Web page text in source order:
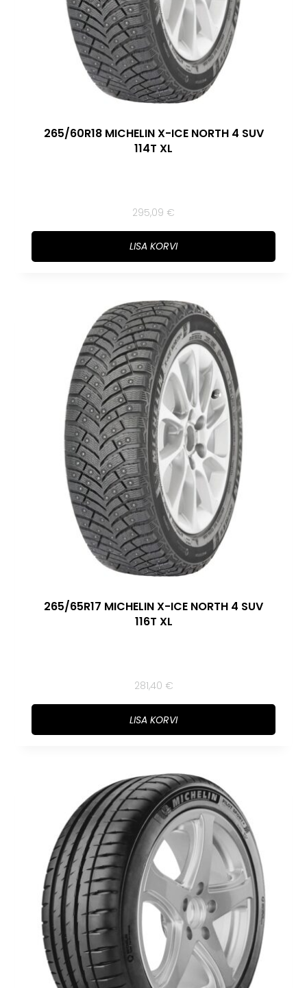
265/60R18 MICHELIN X-ICE NORTH 4 SUV
114T XL
295,09 €
LISA KORVI
265/65R17 MICHELIN X-ICE NORTH 4 SUV
116T XL
281,40 €
LISA KORVI